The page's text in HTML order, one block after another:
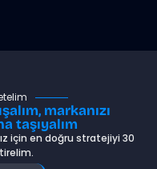
markanızı
taşıyalım
için en doğru stratejiyi 30